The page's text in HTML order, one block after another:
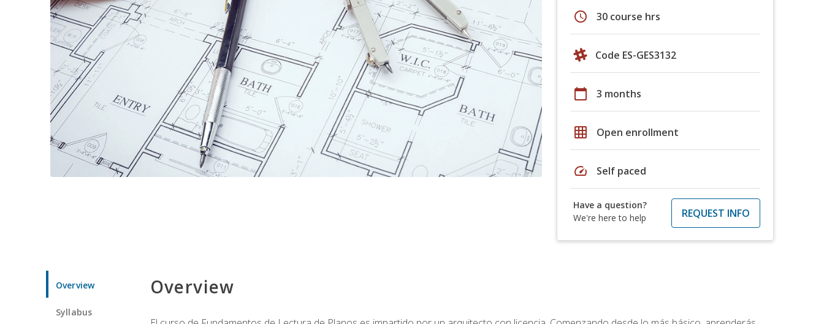
schedule 30 course hrs
Code ES-GES3132
calendar_today 3 months
grid_on Open enrollment
speed Self paced
Have a question?
We're here to help
REQUEST INFO
Overview
Syllabus
Overview